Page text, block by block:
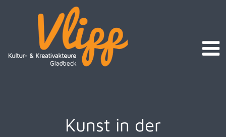
Kunst in der